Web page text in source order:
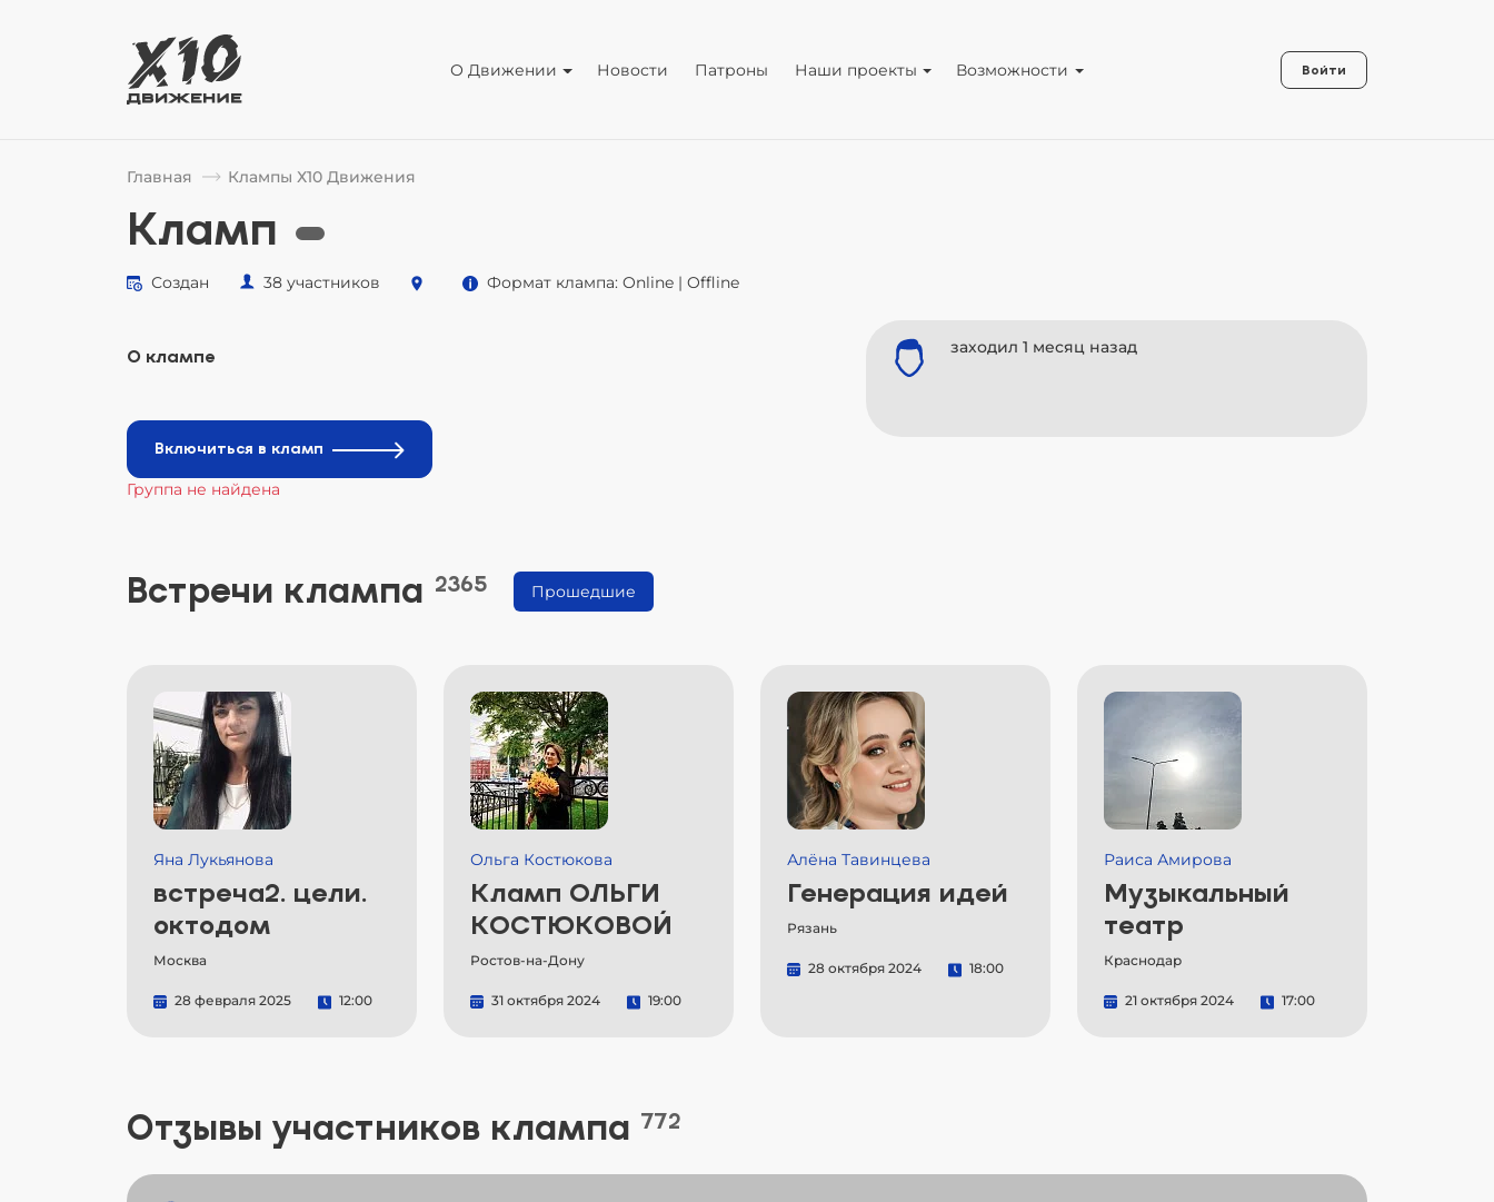
О Движении Новости Патроны Наши проекты Возможности Войти
Главная Клампы Х10 Движения
Кламп
Создан 38 участников Формат клампа: Online | Offline
О клампе
Включиться в кламп
заходил 1 месяц назад
Группа не найдена
Встречи клампа 2365 Прошедшие
Яна Лукьянова
встреча2. цели.
октодом
Москва
28 февраля 2025 12:00
Ольга Костюкова
Кламп ОЛЬГИ
КОСТЮКОВОЙ
Ростов-на-Дону
31 октября 2024 19:00
Алёна Тавинцева
Генерация идей
Рязань
28 октября 2024 18:00
Раиса Амирова
Музыкальный
театр
Краснодар
21 октября 2024 17:00
Отзывы участников клампа 772